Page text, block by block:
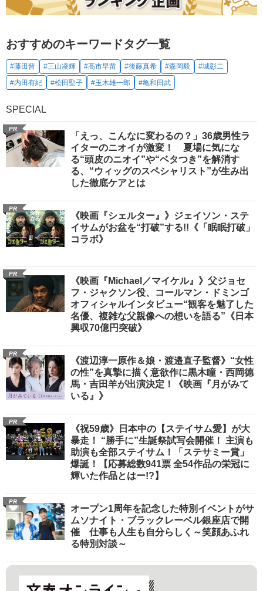
おすすめのキーワードタグ一覧
#藤田晋 #三山凌輝 #高市早苗 #後藤真希 #森岡毅
#城彰二
#内田有紀
#松田聖子 #玉木雄一郎 #亀和田武
SPECIAL
PR
「えっ、こんなに変わるの？」36歳男性ラ
イターのニオイが激変！ 夏場に気にな
る“頭皮のニオイ”や“ベタつき”を解消す
る、“ウィッグのスペシャリスト”が生み出
した徹底ケアとは
PR
《映画『シェルター』》ジェイソン・ステ
イサムがお盆を“打破”する!!《「眠眠打破」
コラボ》
PR
《映画『Michael／マイケル』》父ジョセ
フ・ジャクソン役、コールマン・ドミンゴ
オフィシャルインタビュー“観客を魅了した
名優、複雑な父親像への想いを語る”《日本
興収70億円突破》
PR
《渡辺淳一原作＆娘・渡邉直子監督》“女性
の性”を真摯に描く意欲作に黒木瞳・西岡德
馬・吉田羊が出演決定！《映画『月がみて
いる』》
PR
《祝59歳》日本中の【ステイサム愛】が大
暴走！ “勝手に”生誕祭試写会開催！ 主演も
助演も全部ステイサム！「ステサミー賞」
爆誕！【応募総数941票 全54作品の栄冠に
輝いた作品とはー!?】
PR
オープン1周年を記念した特別イベントがサ
ムソナイト・ブラックレーベル銀座店で開
催 仕事も人生も自分らしく～笑顔あふれ
る特別対談～